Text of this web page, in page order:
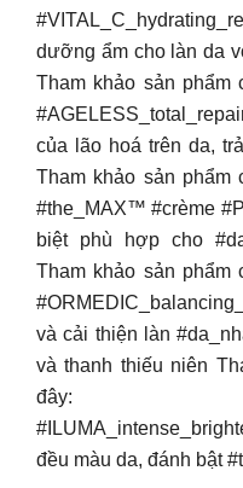
dưỡng ẩm cho làn da
Tham khảo sản phẩm
của lão hoá trên da,
Tham khảo sản phẩm
#the_MAX™ #crème
biệt phù hợp cho
Tham khảo sản phẩm
và cải thiện làn
và thanh thiếu niên
đây:
đều màu da, đánh bật